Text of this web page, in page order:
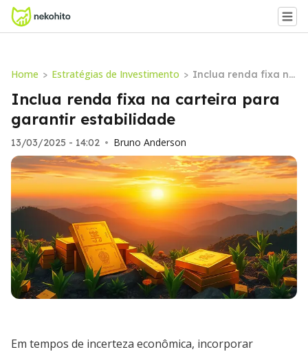
Home > Estratégias de Investimento > Inclua renda fixa na
carteira para garan
tir estabilidade
Inclua renda fixa na carteira para
garantir estabilidade
13/03/2025 - 14:02 • Bruno Anderson
Em tempos de incerteza econômica, incorporar